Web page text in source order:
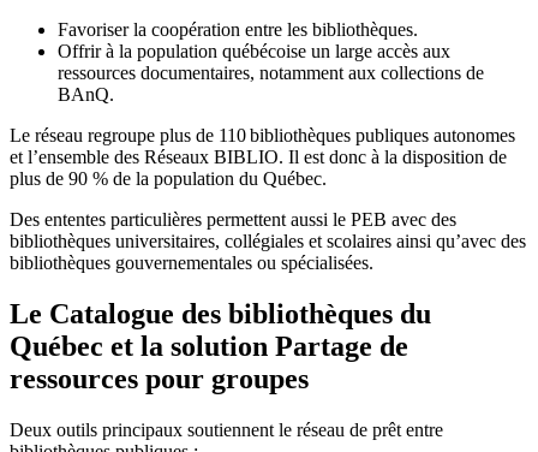
Favoriser la coopération entre les bibliothèques.
Offrir à la population québécoise un large accès aux
ressources documentaires, notamment aux collections de
BAnQ.
Le réseau regroupe plus de 110bibliothèques publiques autonomes
et l’ensemble des Réseaux BIBLIO. Il est donc à la disposition de
plus de 90 % de la population du Québec.
Des ententes particulières permettent aussi le PEB avec des
bibliothèques universitaires, collégiales et scolaires ainsi qu’avec des
bibliothèques gouvernementales ou spécialisées.
Le Catalogue des bibliothèques du
Québec et la solution Partage de
ressources pour groupes
Deux outils principaux soutiennent le réseau de prêt entre